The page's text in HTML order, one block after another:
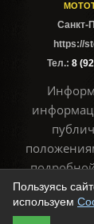
Cанкт-
https://
Тел.: 8
ценах
Пользуясь
используем